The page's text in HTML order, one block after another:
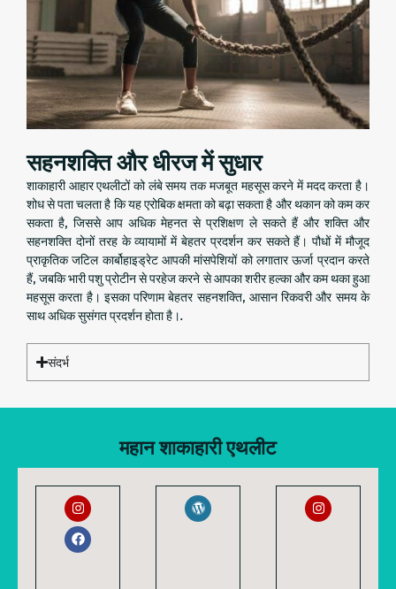
सहनशक्ति और धीरज में सुधार
शाकाहारी आहार एथलीटों को लंबे समय तक मजबूत महसूस करने में मदद करता है।
शोध से पता चलता है कि यह एरोबिक क्षमता को बढ़ा सकता है और थकान को कम कर
सकता है, जिससे आप अधिक मेहनत से प्रशिक्षण ले सकते हैं और शक्ति और
सहनशक्ति दोनों तरह के व्यायामों में बेहतर प्रदर्शन कर सकते हैं। पौधों में मौजूद
प्राकृतिक जटिल कार्बोहाइड्रेट आपकी मांसपेशियों को लगातार ऊर्जा प्रदान करते
हैं, जबकि भारी पशु प्रोटीन से परहेज करने से आपका शरीर हल्का और कम थका हुआ
महसूस करता है। इसका परिणाम बेहतर सहनशक्ति, आसान रिकवरी और समय के
साथ अधिक सुसंगत प्रदर्शन होता है।.
संदर्भ
महान शाकाहारी एथलीट